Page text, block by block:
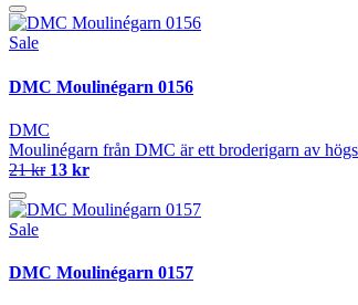
Sale
DMC Moulinégarn 0156
DMC
Moulinégarn från DMC är ett broderigarn av
21 kr 13 kr
Sale
DMC Moulinégarn 0157